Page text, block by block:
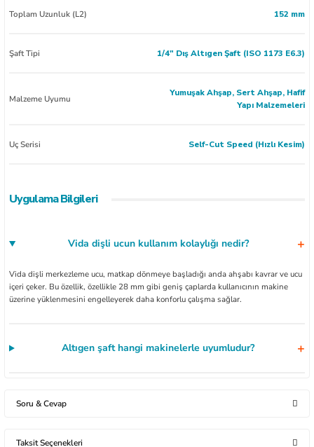
Toplam Uzunluk (L2) 152 mm
Şaft Tipi 1/4" Dış Altıgen Şaft (ISO 1173 E6.3)
Malzeme Uyumu
Yumuşak Ahşap, Sert Ahşap, Hafif
Yapı Malzemeleri
Uç Serisi Self-Cut Speed (Hızlı Kesim)
Uygulama Bilgileri
Vida dişli ucun kullanım kolaylığı nedir?
Vida dişli merkezleme ucu, matkap dönmeye başladığı anda ahşabı kavrar ve ucu
içeri çeker. Bu özellik, özellikle 28 mm gibi geniş çaplarda kullanıcının makine
üzerine yüklenmesini engelleyerek daha konforlu çalışma sağlar.
Altıgen şaft hangi makinelerle uyumludur?
Soru & Cevap
Taksit Seçenekleri